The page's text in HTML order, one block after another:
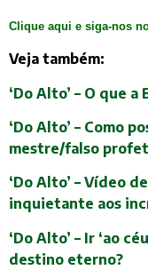
Clique aqui e siga-nos
Veja também:
‘Do Alto’ – O que
‘Do Alto’ – Como
mestre/falso
‘Do Alto’ – Vídeo
inquietante aos
‘Do Alto’ – Ir ‘ao
destino eterno?